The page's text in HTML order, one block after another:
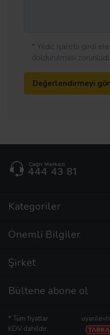
* Yıldız işaretli girdi
doldurulması
Değerlendirmeyi
Kategoriler
Önemli Bilgiler
Şirket
Bültene abone ol
* Tüm fiyatlar
KDV dahildir.